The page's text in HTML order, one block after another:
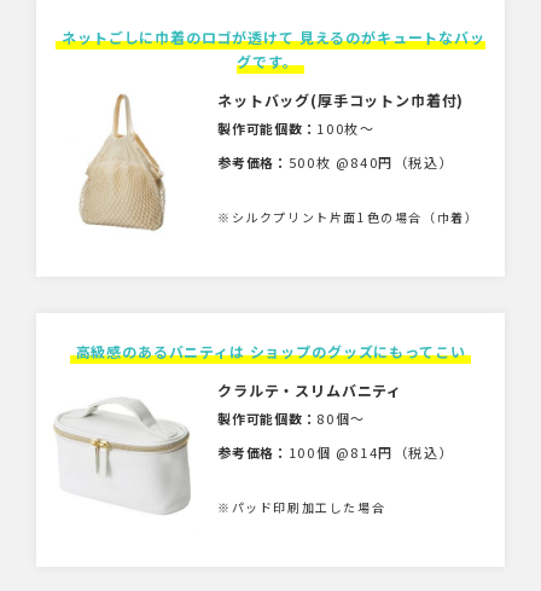
ネットごしに巾着のロゴが透けて 見えるのがキュートなバッ
グです。
ネットバッグ(厚手コットン巾着付)
製作可能個数： 100枚〜
参考価格： 500枚 @840円（税込）
※シルクプリント片面1色の場合（巾着）
高級感のあるバニティは ショップのグッズにもってこい
クラルテ・スリムバニティ
製作可能個数： 80個〜
参考価格： 100個 @814円（税込）
※パッド印刷加工した場合